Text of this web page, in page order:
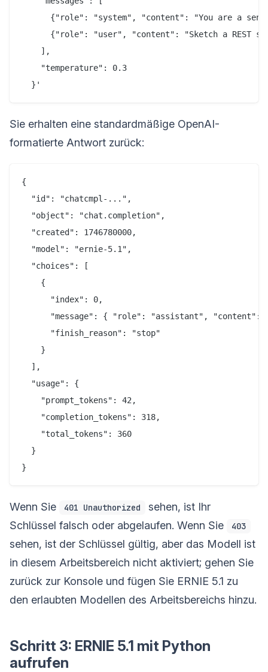
{"role": "system", "content": "You are a
{"role": "user", "content": "Sketch a REST
    ],
    "temperature": 0.3
Sie erhalten eine standardmäßige OpenAI-
formatierte Antwort zurück:
{
  "id": "chatcmpl-...",
  "object": "chat.completion",
  "created": 1746780000,
  "model": "ernie-5.1",
  "choices": [
    {
      "index": 0,
"message": { "role": "assistant", "content":
      "finish_reason": "stop"
    }
  ],
  "usage": {
    "prompt_tokens": 42,
    "completion_tokens": 318,
    "total_tokens": 360
  }
Wenn Sie 401 Unauthorized
sehen, ist Ihr
Schlüssel falsch oder abgelaufen. Wenn Sie
403
sehen, ist der Schlüssel gültig, aber das Modell ist
in diesem Arbeitsbereich nicht aktiviert; gehen Sie
zurück zur Konsole und fügen Sie ERNIE 5.1 zu
den erlaubten Modellen des Arbeitsbereichs hinzu.
Schritt 3: ERNIE 5.1 mit Python
aufrufen